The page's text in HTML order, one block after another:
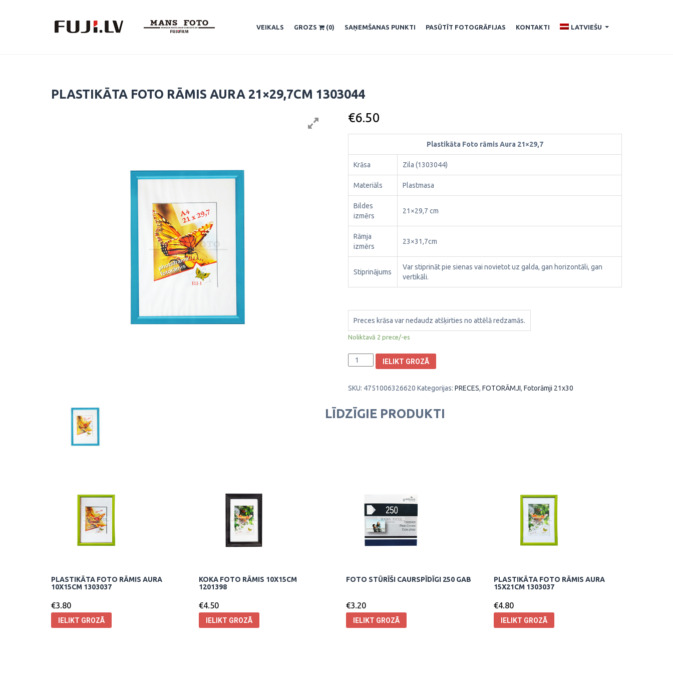
VEIKALS GROZS (0) SAŅEMŠANAS PUNKTI PASŪTĪT FOTOGRĀFIJAS KONTAKTI
LATVIEŠU
PLASTIKĀTA FOTO RĀMIS AURA 21×29,7CM 1303044
€6.50
Plastikāta Foto rāmis Aura 21×29,7
Krāsa Zila (1303044)
Materiāls Plastmasa
Bildes
izmērs
21×29,7 cm
Rāmja
izmērs
23×31,7cm
Stiprinājums
Var stiprināt pie sienas vai novietot uz galda, gan horizontāli, gan
vertikāli.
Preces krāsa var nedaudz atšķirties no attēlā redzamās.
Noliktavā 2 prece/-es
Plastikāta
Foto
Aura
1303044
daudzums
IELIKT GROZĀ
SKU: 4751006326620 Kategorijas: PRECES, FOTORĀMJI, Fotorāmji 21x30
LĪDZĪGIE PRODUKTI
PLASTIKĀTA FOTO RĀMIS AURA
10X15CM 1303037
€3.80
IELIKT GROZĀ
KOKA FOTO RĀMIS 10X15CM
1201398
€4.50
IELIKT GROZĀ
FOTO STŪRĪŠI CAURSPĪDĪGI 250 GAB
€3.20
IELIKT GROZĀ
PLASTIKĀTA FOTO RĀMIS AURA
15X21CM 1303037
€4.80
IELIKT GROZĀ